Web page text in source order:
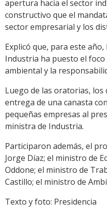
apertura hacia el sector
constructivo que el
sector empresarial y los
Explicó que, para este
Industria ha puesto el
ambiental y la
Luego de las oratorias, los
entrega de una canasta
pequeñas empresas al
ministra de Industria.
Participaron además, el
Jorge Díaz; el ministro de
Oddone; el ministro de
Castillo; el ministro de
Texto y foto: Presidencia